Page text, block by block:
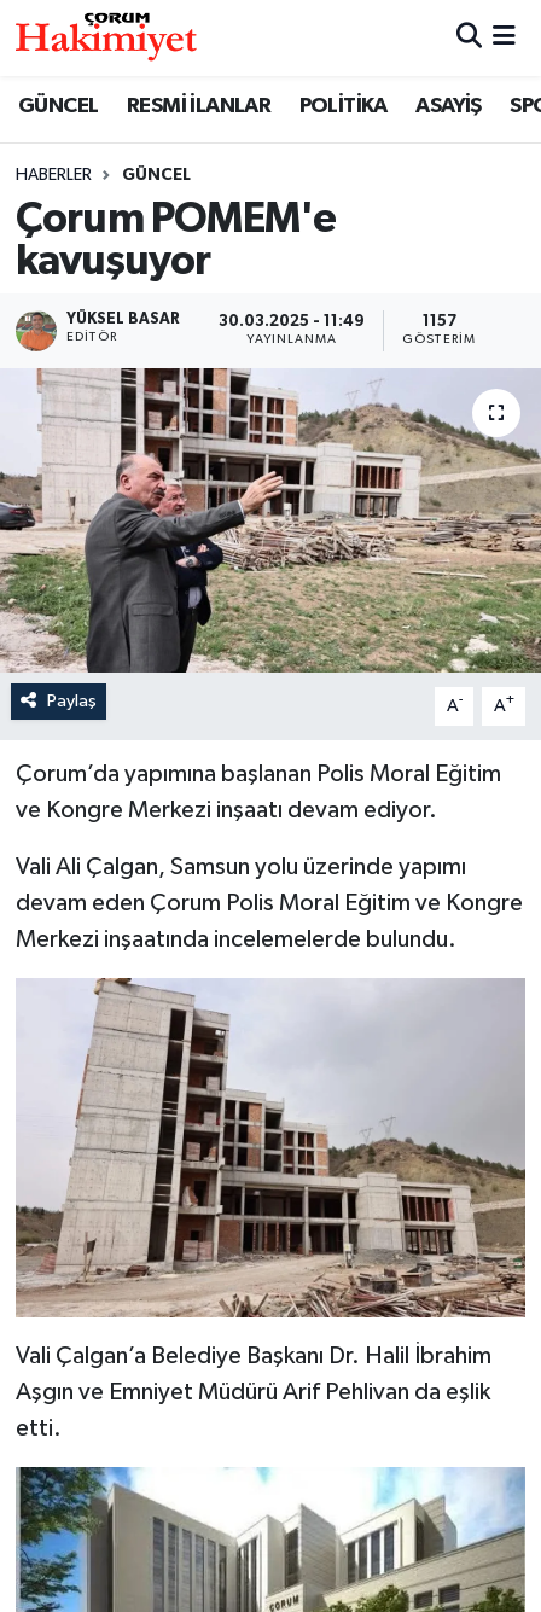
GÜNCEL RESMİ İLANLAR POLİTİKA ASAYİŞ
HABERLER GÜNCEL
Çorum POMEM'e
kavuşuyor
YÜKSEL BASAR
EDITÖR
30.03.2025 - 11:49
YAYINLANMA
1157
GÖSTERIM
Paylaş A- A+
Çorum’da yapımına başlanan Polis Moral Eğitim
ve Kongre Merkezi inşaatı devam ediyor.
Vali Ali Çalgan, Samsun yolu üzerinde yapımı
devam eden Çorum Polis Moral Eğitim ve Kongre
Merkezi inşaatında incelemelerde bulundu.
Vali Çalgan’a Belediye Başkanı Dr. Halil İbrahim
Aşgın ve Emniyet Müdürü Arif Pehlivan da eşlik
etti.
SAĞLIK
ASAYİŞ
EKONOMİ
GÜNCEL
AKTÜEL
EĞİTİM
İLÇELER
OTOPARK
TEKNOLOJİ
Nöbetçi Eczaneler
Çorum Namaz Vakitleri
Trafik Durumu
Süper Lig Puan Durumu ve Fikstür
Tüm Manşetler
Son Dakika Haberleri
Haber Arşivi